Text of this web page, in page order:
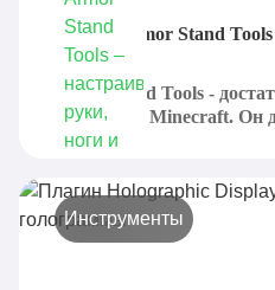
Плагин Armor Stand
ноги и тело
Armor Stand Tools -
плагин для Minecraft. Он
Инструменты